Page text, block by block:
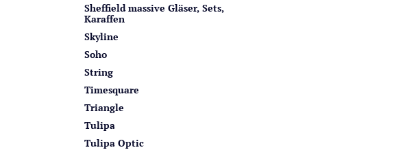
Sheffield massive Gläser, Sets,
Karaffen
Skyline
Soho
String
Timesquare
Triangle
Tulipa
Tulipa Optic